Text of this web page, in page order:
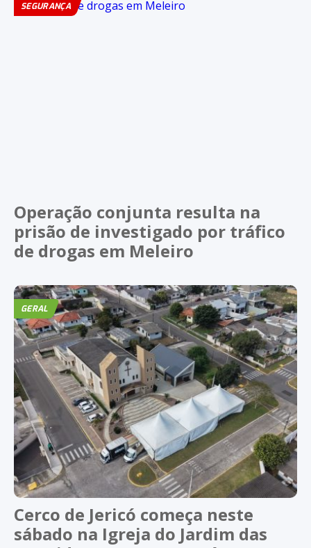
SEGURANÇA
Operação conjunta resulta na
prisão de investigado por tráfico
de drogas em Meleiro
GERAL
Cerco de Jericó começa neste
sábado na Igreja do Jardim das